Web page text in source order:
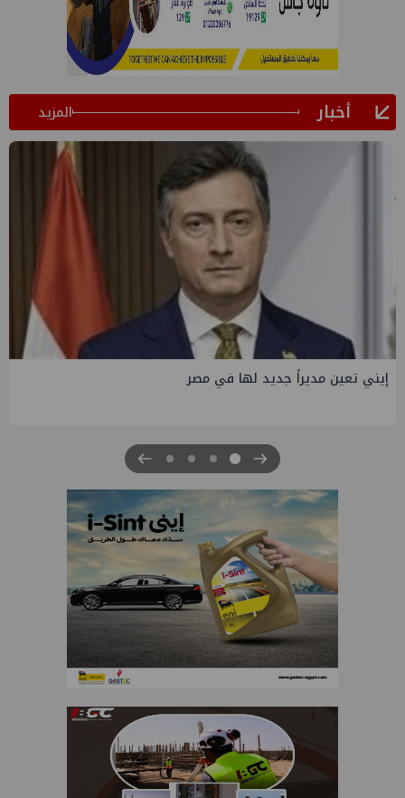
أخبار المزيد
إيني تعين مديراً جديد لها في مصر